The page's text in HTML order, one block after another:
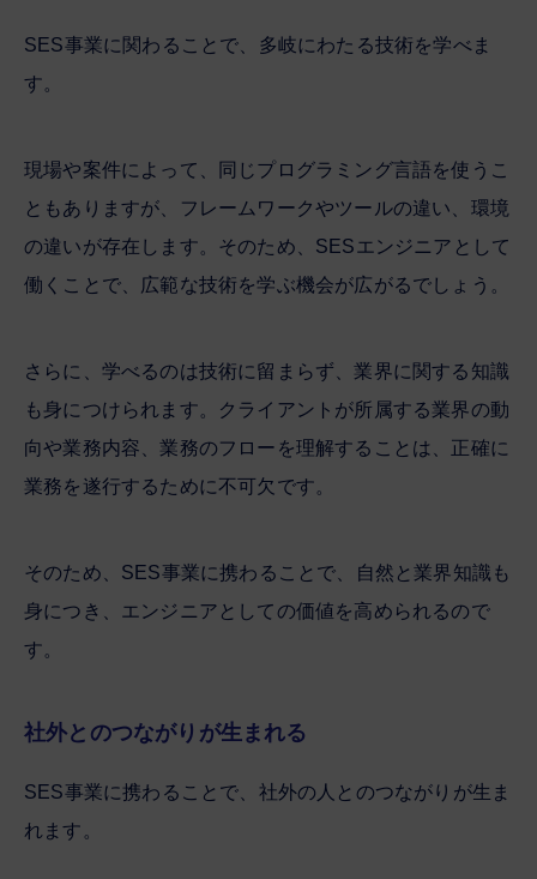
SES事業に関わることで、多岐にわたる技術を学べま
す。
現場や案件によって、同じプログラミング言語を使うこ
ともありますが、フレームワークやツールの違い、環境
の違いが存在します。そのため、SESエンジニアとして
働くことで、広範な技術を学ぶ機会が広がるでしょう。
さらに、学べるのは技術に留まらず、業界に関する知識
も身につけられます。クライアントが所属する業界の動
向や業務内容、業務のフローを理解することは、正確に
業務を遂行するために不可欠です。
そのため、SES事業に携わることで、自然と業界知識も
身につき、エンジニアとしての価値を高められるので
す。
社外とのつながりが生まれる
SES事業に携わることで、社外の人とのつながりが生ま
れます。